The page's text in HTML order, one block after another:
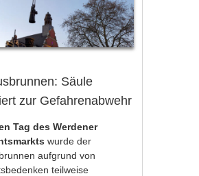
Säule
zur Gefahrenabwehr
Tag des Werdener
wurde der
aufgrund von
teilweise